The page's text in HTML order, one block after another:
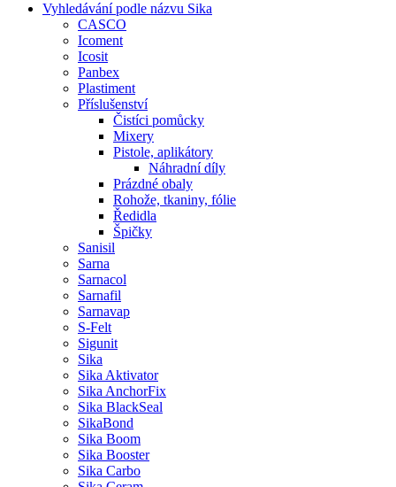
Vyhledávání podle názvu Sika
CASCO
Icoment
Icosit
Panbex
Plastiment
Příslušenství
Čistíci pomůcky
Mixery
Pistole, aplikátory
Náhradní díly
Prázdné obaly
Rohože, tkaniny, fólie
Ředidla
Špičky
Sanisil
Sarna
Sarnacol
Sarnafil
Sarnavap
S-Felt
Sigunit
Sika
Sika Aktivator
Sika AnchorFix
Sika BlackSeal
SikaBond
Sika Boom
Sika Booster
Sika Carbo